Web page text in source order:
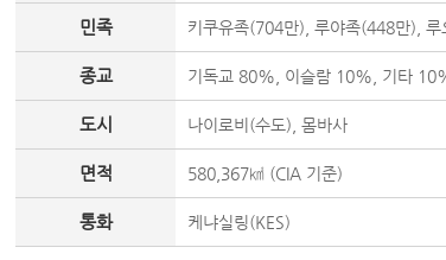
민족 키쿠유족(704만), 루야족(448만),
종교 기독교 80%, 이슬람 10%, 기타
도시 나이로비(수도), 몸바사
면적 580,367㎢ (CIA 기준)
통화 케냐실링(KES)